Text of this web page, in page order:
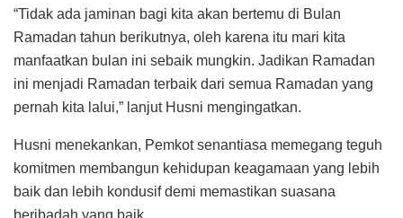
“Tidak ada jaminan bagi kita akan bertemu di Bulan
Ramadan tahun berikutnya, oleh karena itu mari kita
manfaatkan bulan ini sebaik mungkin. Jadikan Ramadan
ini menjadi Ramadan terbaik dari semua Ramadan yang
pernah kita lalui,” lanjut Husni mengingatkan.
Husni menekankan, Pemkot senantiasa memegang teguh
komitmen membangun kehidupan keagamaan yang lebih
baik dan lebih kondusif demi memastikan suasana
beribadah yang baik.